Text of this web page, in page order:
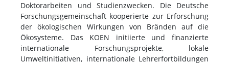
Doktorarbeiten und Studienzwecken. Die Deutsche
Forschungsgemeinschaft kooperierte zur Erforschung
der ökologischen Wirkungen von Bränden auf die
Ökosysteme. Das KOEN initiierte und finanzierte
internationale Forschungsprojekte, lokale
Umweltinitiativen, internationale Lehrerfortbildungen